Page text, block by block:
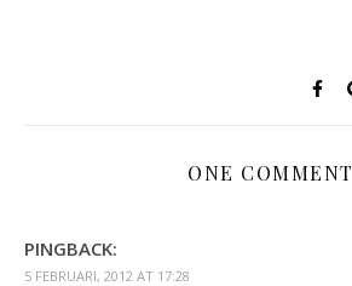
ONE COMMENT
PINGBACK:
5 FEBRUARI, 2012 AT 17:28